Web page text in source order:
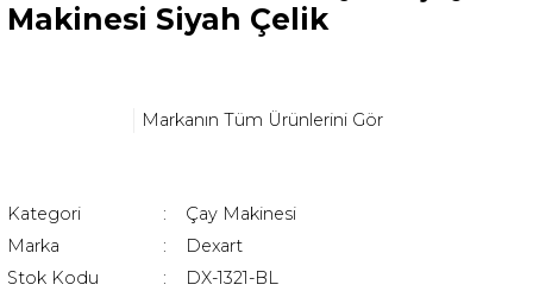
Makinesi Siyah Çelik
Markanın Tüm Ürünlerini Gör
Kategori
Çay Makinesi
Marka
Dexart
Stok Kodu
DX-1321-BL